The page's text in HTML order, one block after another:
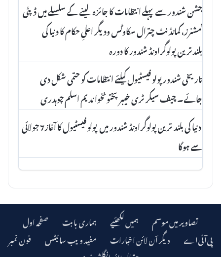
جشن شندور سے پہلے انتظامات کا جائزہ لینے کے سلسلے میں ڈپٹی
کمشنرز، کمانڈنٹ چترال سکاوٹس ودیگر اعلیِ حکام کا دنیا کی
بلندترین پولوگراونڈ شندور کا دورہ
تاریخی شندور پولو فیسٹیول کیلئے انتظامات کو حتمی شکل دی
جائے۔ چیف سیکرٹری خیبرپختونخوا ندیم اسلم چوہدری
دنیا کی بلند ترین پولوگراونڈ شندور میں پولو فیسٹیول کا آغاز7 جولائی
سے ہوگا
صفحہ اول ہماری بابت ہمیں لکھئیے
تصاویر میں موسم
فون نمبر
مفید ویب سائیٹس دیگر اؔن لائن اخبارات